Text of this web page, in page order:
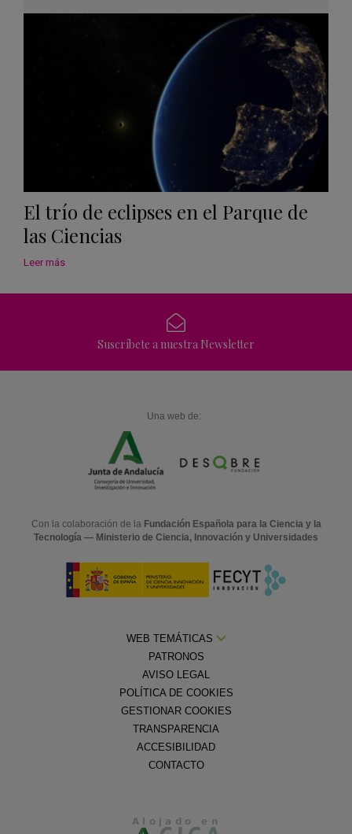
El trío de eclipses en el Parque de
las Ciencias
Leer más
Suscríbete a nuestra Newsletter
Una web de:
Con la colaboración de la Fundación Española para la Ciencia y la
Tecnología — Ministerio de Ciencia, Innovación y Universidades
WEB TEMÁTICAS
PATRONOS
AVISO LEGAL
POLÍTICA DE COOKIES
GESTIONAR COOKIES
TRANSPARENCIA
ACCESIBILIDAD
CONTACTO